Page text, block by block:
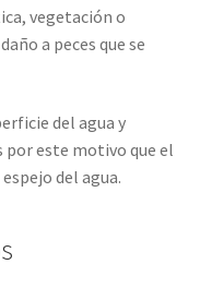
vegetación o
a peces que se
del agua y
por este motivo que el
del agua.